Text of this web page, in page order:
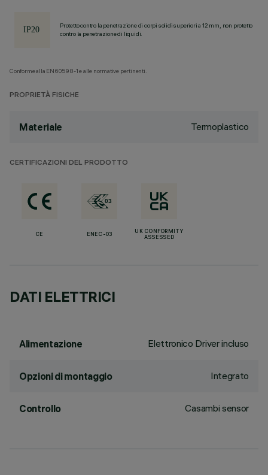
Protetto contro la penetrazione di corpi solidi superiori a 12 mm, non protetto
contro la penetrazione di liquidi.
Conforme alla EN60598-1 e alle normative pertinenti.
PROPRIETÀ FISICHE
Materiale Termoplastico
CERTIFICAZIONI DEL PRODOTTO
CE ENEC-03
UK CONFORMITY
ASSESSED
DATI ELETTRICI
Alimentazione Elettronico Driver incluso
Opzioni di montaggio Integrato
Controllo Casambi sensor